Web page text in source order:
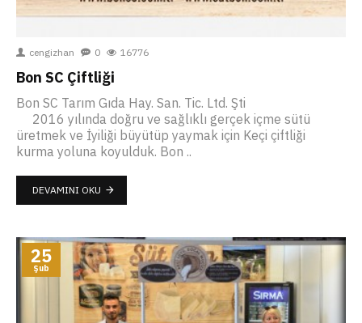
cengizhan 0 16776
Bon SC Çiftliği
Bon SC Tarım Gıda Hay. San. Tic. Ltd. Şti
2016 yılında doğru ve sağlıklı gerçek içme sütü
üretmek ve İyiliği büyütüp yaymak için Keçi çiftliği
kurma yoluna koyulduk. Bon ..
DEVAMINI OKU
25
Şub